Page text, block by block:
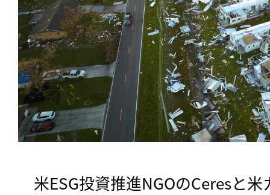
米ESG投資推進NGOのCeresと